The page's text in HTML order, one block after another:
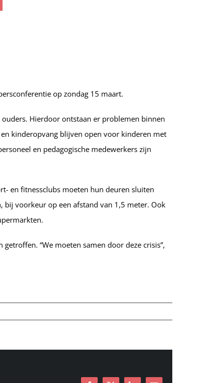
op zondag 15 maart.
Hierdoor ontstaan er problemen binnen
kinderopvang blijven open voor kinderen met
en pedagogische medewerkers zijn
en fitnessclubs moeten hun deuren sluiten
bij voorkeur op een afstand van 1,5 meter. Ook
“We moeten samen door deze crisis”,